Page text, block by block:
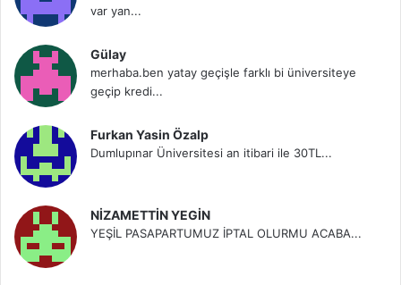
var yan...
Gülay
merhaba.ben yatay geçişle farklı bi üniversiteye
geçip kredi...
Furkan Yasin Özalp
Dumlupınar Üniversitesi an itibari ile 30TL...
NİZAMETTİN YEGİN
YEŞİL PASAPARTUMUZ İPTAL OLURMU ACABA...